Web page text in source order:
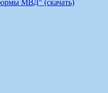
МВД" (скачать)